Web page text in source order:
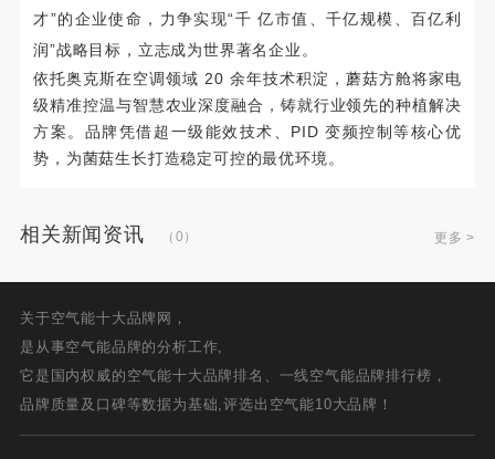
才”的企业使命，力争实现“千 亿市值、千亿规模、百亿利
润”战略目标，立志成为世界著名企业。
依托奥克斯在空调领域 20 余年技术积淀，蘑菇方舱将家电
级精准控温与智慧农业深度融合，铸就行业领先的种植解决
方案。品牌凭借超一级能效技术、PID 变频控制等核心优
势，为菌菇生长打造稳定可控的最优环境。
相关新闻资讯 （0） 更多 >
关于空气能十大品牌网，
是从事空气能品牌的分析工作,
它是国内权威的空气能十大品牌排名、一线空气能品牌排行榜，
品牌质量及口碑等数据为基础,评选出空气能10大品牌！